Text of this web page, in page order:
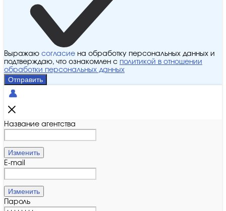
Выражаю согласие на обработку персональных данных и
подтверждаю, что ознакомлен с политикой в отношении
обработки персональных данных
Отправить
Название агентства
Изменить
E-mail
Изменить
Пароль